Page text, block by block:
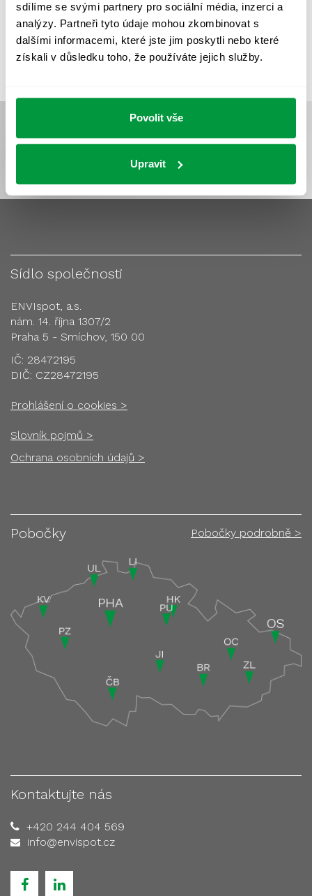
sdílíme se svými partnery pro sociální média, inzerci a
analýzy. Partneři tyto údaje mohou zkombinovat s
dalšími informacemi, které jste jim poskytli nebo které
získali v důsledku toho, že používáte jejich služby.
Povolit vše
Upravit
VÝPOČTY A NÁVRHY ZASTÍNĚNÍ
ZKOUŠKY NOUZOVÉHO OSVĚTLENÍ
Sídlo společnosti
ENVIspot, a.s.
nám. 14. října 1307/2
Praha 5 - Smíchov, 150 00
IČ: 28472195
DIČ: CZ28472195
Prohlášení o cookies >
Slovník pojmů >
Ochrana osobních údajů >
Pobočky Pobočky podrobně >
Kontaktujte nás
+420 244 404 569
info@envispot.cz